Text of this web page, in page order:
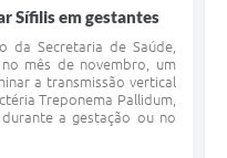
Sífilis em gestantes
da Secretaria de Saúde,
mês de novembro, um
a transmissão vertical
Treponema Pallidum,
a gestação ou no